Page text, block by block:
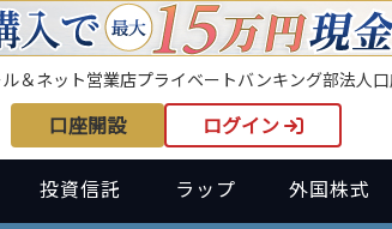
＆ネット営業店プライベートバンキング部法人
口座開設 ログイン
投資信託 ラップ 外国株式